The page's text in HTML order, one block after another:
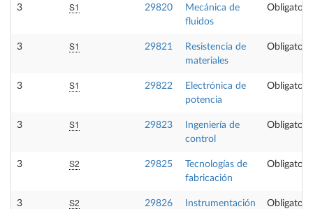
3 S1 29820
Mecánica de
fluidos
Obligatoria
3 S1 29821
Resistencia de
materiales
Obligatoria
3 S1 29822
Electrónica de
potencia
Obligatoria
3 S1 29823
Ingeniería de
control
Obligatoria
3 S2 29825
Tecnologías de
fabricación
Obligatoria
3 S2 29826
Instrumentación
Obligatoria